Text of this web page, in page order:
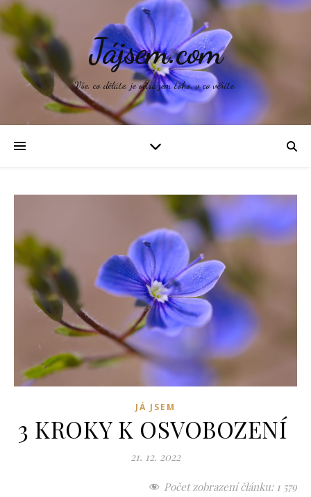
Jájsem.com
Vše, co děláte, je odrazem toho, v co věříte.
JÁ JSEM
3 KROKY K OSVOBOZENÍ
21. 12. 2022
Počet zobrazení článku: 1 579